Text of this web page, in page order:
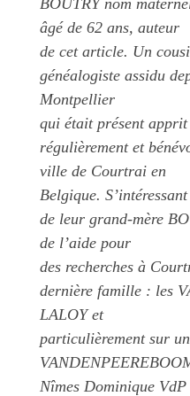
âgé de 62 ans, auteur
de cet article. Un
généalogiste assidu
Montpellier
qui était présent
régulièrement et
ville de Courtrai en
Belgique.
de leur grand-mère
de l’aide pour
des recherches à
dernière famille : les
LALOY et
particulièrement sur
Nîmes Dominique VdP